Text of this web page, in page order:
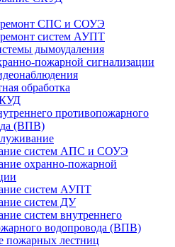
СПС и СОУЭ
систем АУПТ
дымоудаления
пожарной сигнализации
обработка
противопожарного
(ВПВ)
систем АПС и СОУЭ
охранно-пожарной
систем АУПТ
систем ДУ
систем внутреннего
водопровода (ВПВ)
пожарных лестниц